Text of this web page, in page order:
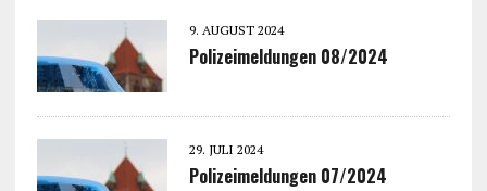
9. AUGUST 2024
Polizeimeldungen 08/2024
29. JULI 2024
Polizeimeldungen 07/2024